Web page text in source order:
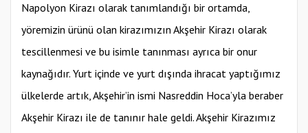
Napolyon Kirazı olarak tanımlandığı bir ortamda,
yöremizin ürünü olan kirazımızın Akşehir Kirazı olarak
tescillenmesi ve bu isimle tanınması ayrıca bir onur
kaynağıdır. Yurt içinde ve yurt dışında ihracat yaptığımız
ülkelerde artık, Akşehir’in ismi Nasreddin Hoca’yla beraber
Akşehir Kirazı ile de tanınır hale geldi. Akşehir Kirazımız